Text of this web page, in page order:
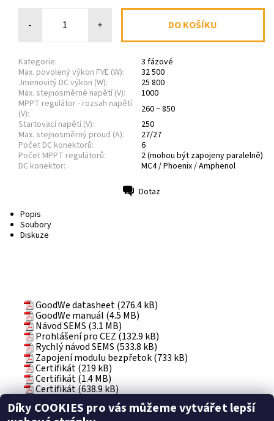
- +
Kategorie:
3 fázové
Max. povolený výkon FVE (W):
32 500
Jmenovitý DC výkon (W):
25 800
Max. stejnosměrné napětí (V):
1000
MPPT regulátor - rozsah napětí
(V):
260 ~ 850
Startovací napětí (V):
250
Max. stejnosměrný proud (A):
27/27
Počet DC konektorů:
6
Počet MPPT regulátorů:
2 (mohou být zapojeny paralelně)
DC konektor:
MC4 / Phoenix / Amphenol
Dotaz
Popis
Soubory
Diskuze
GoodWe datasheet (276.4 kB)
GoodWe manuál (4.5 MB)
Návod SEMS (3.1 MB)
Prohlášení pro CEZ (132.9 kB)
Rychlý návod SEMS (533.8 kB)
Zapojení modulu bezpřetok (733 kB)
Certifikát (219 kB)
Certifikát (1.4 MB)
Certifikát (638.9 kB)
Certifikát (607.3 kB)
Certifikát (2.3 MB)
Díky COOKIES pro vás můžeme vytvářet lepší